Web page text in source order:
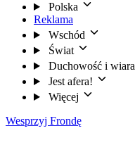
Polska
Reklama
Wschód
Świat
Duchowość i wiara
Jest afera!
Więcej
Wesprzyj Frondę